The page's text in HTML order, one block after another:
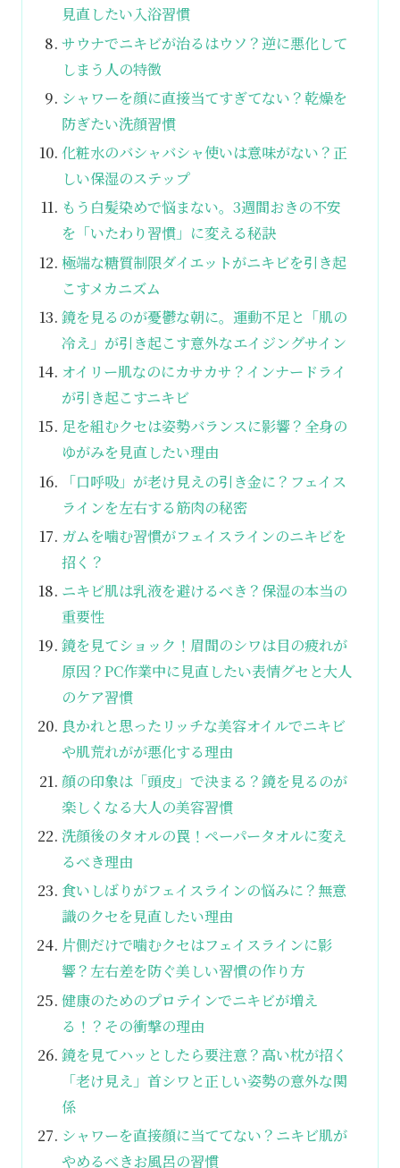
見直したい入浴習慣
サウナでニキビが治るはウソ？逆に悪化して
しまう人の特徴
シャワーを顔に直接当てすぎてない？乾燥を
防ぎたい洗顔習慣
化粧水のバシャバシャ使いは意味がない？正
しい保湿のステップ
もう白髪染めで悩まない。3週間おきの不安
を「いたわり習慣」に変える秘訣
極端な糖質制限ダイエットがニキビを引き起
こすメカニズム
鏡を見るのが憂鬱な朝に。運動不足と「肌の
冷え」が引き起こす意外なエイジングサイン
オイリー肌なのにカサカサ？インナードライ
が引き起こすニキビ
足を組むクセは姿勢バランスに影響？全身の
ゆがみを見直したい理由
「口呼吸」が老け見えの引き金に？フェイス
ラインを左右する筋肉の秘密
ガムを噛む習慣がフェイスラインのニキビを
招く？
ニキビ肌は乳液を避けるべき？保湿の本当の
重要性
鏡を見てショック！眉間のシワは目の疲れが
原因？PC作業中に見直したい表情グセと大人
のケア習慣
良かれと思ったリッチな美容オイルでニキビ
や肌荒れがが悪化する理由
顔の印象は「頭皮」で決まる？鏡を見るのが
楽しくなる大人の美容習慣
洗顔後のタオルの罠！ペーパータオルに変え
るべき理由
食いしばりがフェイスラインの悩みに？無意
識のクセを見直したい理由
片側だけで噛むクセはフェイスラインに影
響？左右差を防ぐ美しい習慣の作り方
健康のためのプロテインでニキビが増え
る！？その衝撃の理由
鏡を見てハッとしたら要注意？高い枕が招く
「老け見え」首シワと正しい姿勢の意外な関
係
シャワーを直接顔に当ててない？ニキビ肌が
やめるべきお風呂の習慣